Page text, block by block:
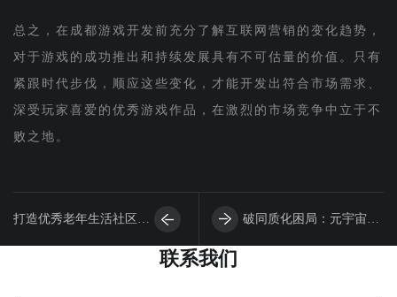
总之，在成都游戏开发前充分了解互联网营销的变化趋势，
对于游戏的成功推出和持续发展具有不可估量的价值。只有
紧跟时代步伐，顺应这些变化，才能开发出符合市场需求、
深受玩家喜爱的优秀游戏作品，在激烈的市场竞争中立于不
败之地。
打造优秀老年生活社区 破同质化困局：元宇宙开
联系我们